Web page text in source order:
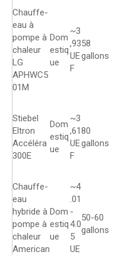
Chauffe-
eau à
pompe à
chaleur
LG
APHWC5
01M
Dom
estiq
ue
~3
,93
UE
F
58
gallons
Stiebel
Eltron
Accéléra
300E
Dom
estiq
ue
~3
,61
UE
F
80
gallons
Chauffe-
eau
hybride à
pompe à
chaleur
American
Dom
estiq
ue
~4
.01
-
4.0
5
UE
50-60
gallons